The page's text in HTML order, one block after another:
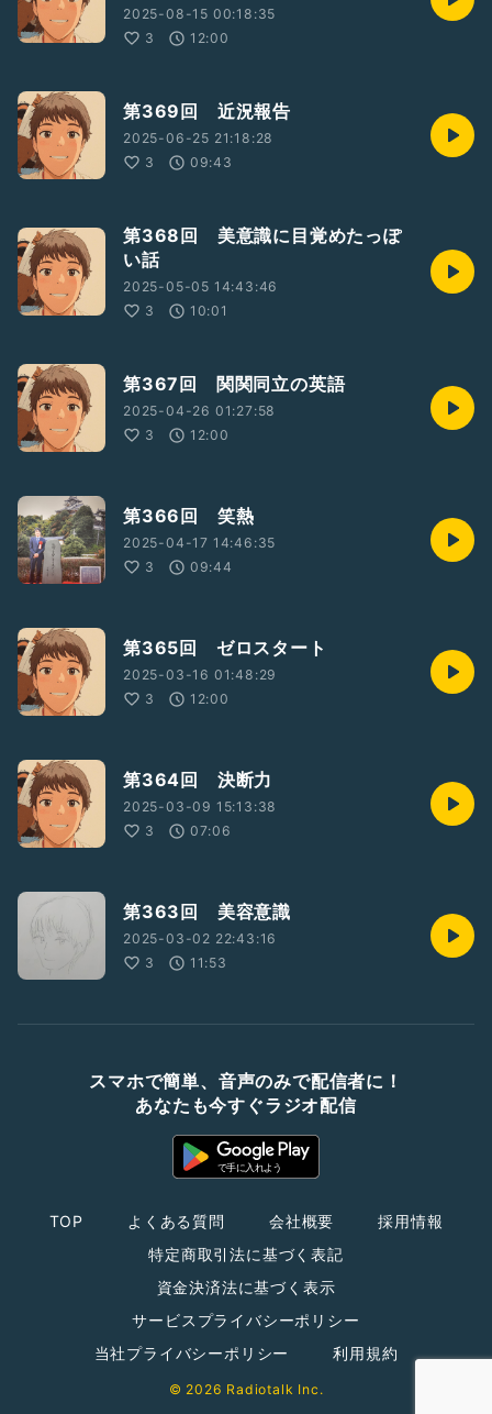
2025-08-15 00:18:35
3
12:00
第369回 近況報告
2025-06-25 21:18:28
3
09:43
第368回 美意識に目覚めたっぽ
い話
2025-05-05 14:43:46
3
10:01
第367回 関関同立の英語
2025-04-26 01:27:58
3
12:00
第366回 笑熱
2025-04-17 14:46:35
3
09:44
第365回 ゼロスタート
2025-03-16 01:48:29
3
12:00
第364回 決断力
2025-03-09 15:13:38
3
07:06
第363回 美容意識
2025-03-02 22:43:16
3
11:53
スマホで簡単、音声のみで配信者に！
あなたも今すぐラジオ配信
TOP よくある質問 会社概要
採用情報
特定商取引法に基づく表記
資金決済法に基づく表示
サービスプライバシーポリシー
当社プライバシーポリシー
利用規約
© 2026 Radiotalk Inc.